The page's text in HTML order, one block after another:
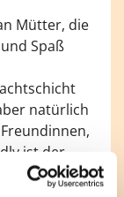
Mütter, die
Spaß
natürlich
ist der